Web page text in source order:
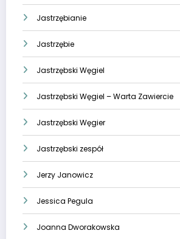
Jastrzębianie
Jastrzębie
Jastrzębski Węgiel
Jastrzębski Węgiel – Warta Zawiercie
Jastrzębski Węgier
Jastrzębski zespół
Jerzy Janowicz
Jessica Pegula
Joanna Dworakowska